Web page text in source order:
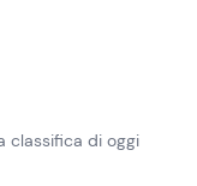
classifica di oggi